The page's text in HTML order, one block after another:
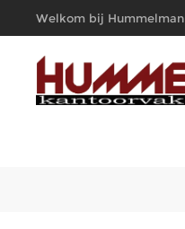
Welkom bij Hummelman
Kantoorvakhandel